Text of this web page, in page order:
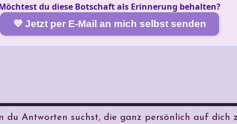
du diese Botschaft als Erinnerung behalten?
💜 Jetzt per E-Mail an mich selbst senden
du Antworten suchst, die ganz persönlich auf dich